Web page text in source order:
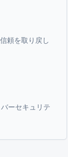
頼を取り戻し
ーセキュリテ